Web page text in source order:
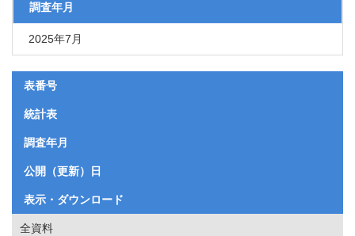
調査年月
2025年7月
表番号
統計表
調査年月
公開（更新）日
表示・ダウンロード
全資料